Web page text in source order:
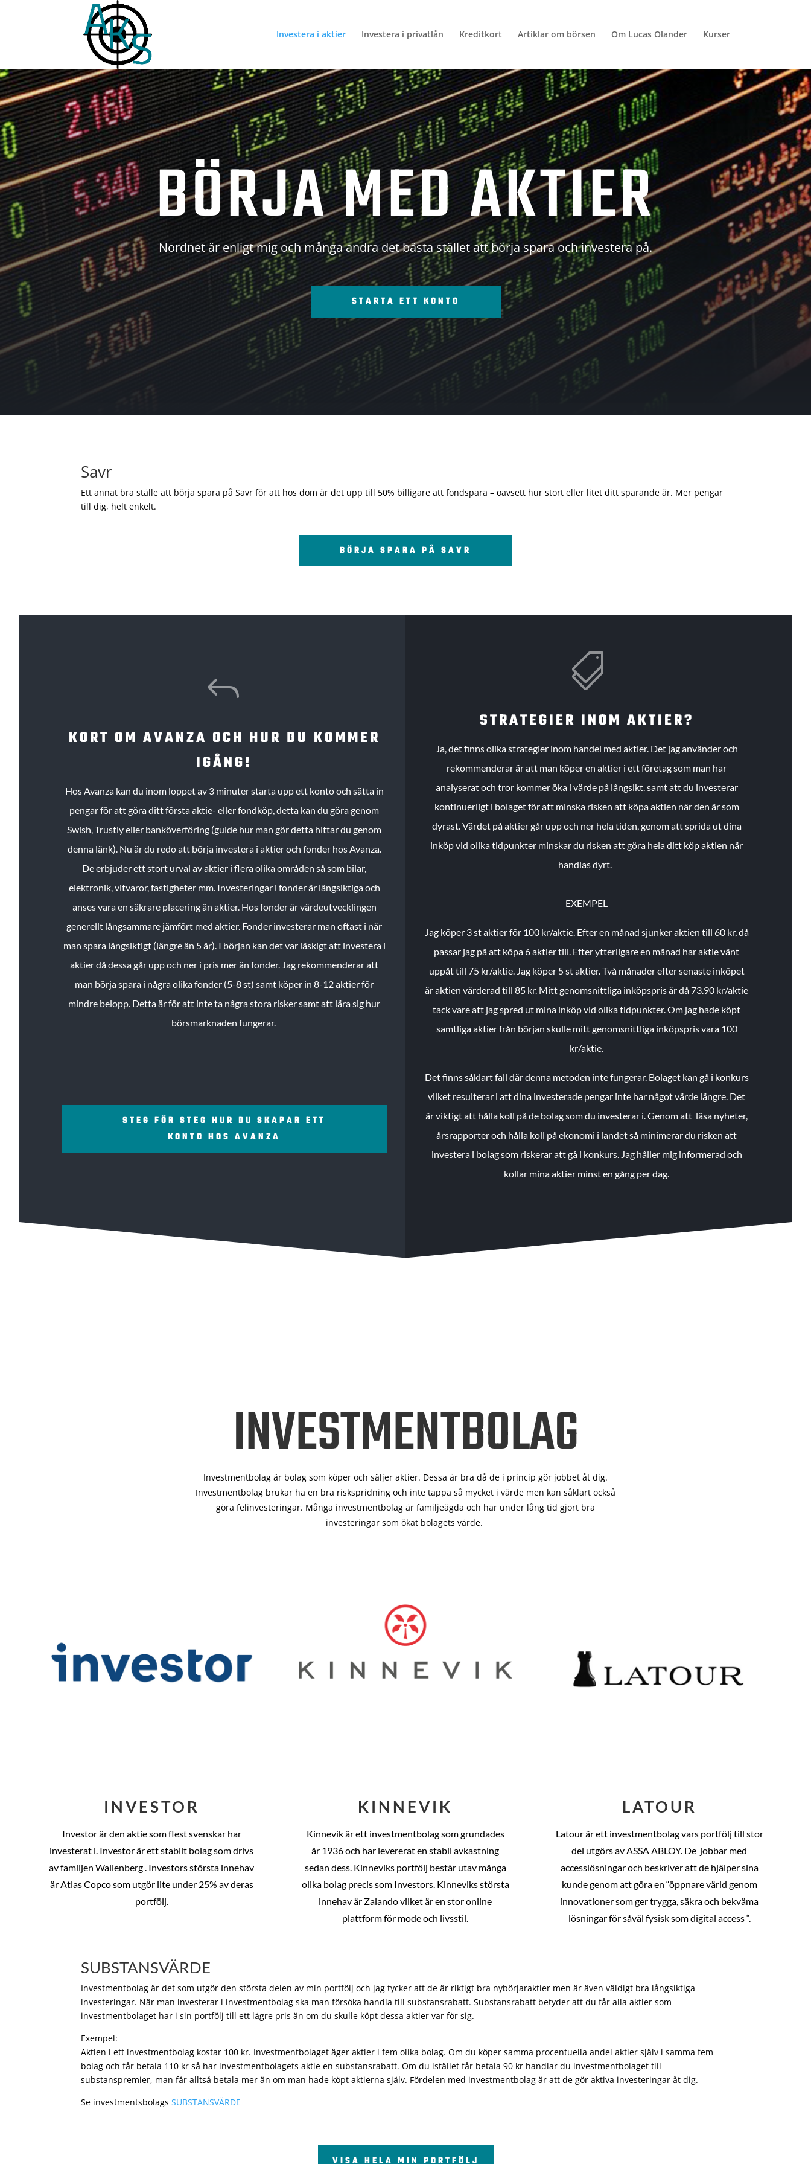
Investera i aktier Investera i privatlån Kreditkort Artiklar om börsen Om Lucas Olander Kurser
BÖRJA MED AKTIER
Nordnet är enligt mig och många andra det bästa stället att börja spara och investera på.
STARTA ETT KONTO
Savr
Ett annat bra ställe att börja spara på Savr för att hos dom är det upp till 50% billigare att fondspara – oavsett hur stort eller litet ditt sparande är. Mer pengar
till dig, helt enkelt.
BÖRJA SPARA PÅ SAVR
J
KORT OM AVANZA OCH HUR DU KOMMER
IGÅNG!
Hos Avanza kan du inom loppet av 3 minuter starta upp ett konto och sätta in
pengar för att göra ditt första aktie- eller fondköp, detta kan du göra genom
Swish, Trustly eller banköverföring (guide hur man gör detta hittar du genom
denna länk). Nu är du redo att börja investera i aktier och fonder hos Avanza.
De erbjuder ett stort urval av aktier i flera olika områden så som bilar,
elektronik, vitvaror, fastigheter mm. Investeringar i fonder är långsiktiga och
anses vara en säkrare placering än aktier. Hos fonder är värdeutvecklingen
generellt långsammare jämfört med aktier. Fonder investerar man oftast i när
man spara långsiktigt (längre än 5 år). I början kan det var läskigt att investera i
aktier då dessa går upp och ner i pris mer än fonder. Jag rekommenderar att
man börja spara i några olika fonder (5-8 st) samt köper in 8-12 aktier för
mindre belopp. Detta är för att inte ta några stora risker samt att lära sig hur
börsmarknaden fungerar.
STEG FÖR STEG HUR DU SKAPAR ETT
KONTO HOS AVANZA

STRATEGIER INOM AKTIER?
Ja, det finns olika strategier inom handel med aktier. Det jag använder och
rekommenderar är att man köper en aktier i ett företag som man har
analyserat och tror kommer öka i värde på långsikt. samt att du investerar
kontinuerligt i bolaget för att minska risken att köpa aktien när den är som
dyrast. Värdet på aktier går upp och ner hela tiden, genom att sprida ut dina
inköp vid olika tidpunkter minskar du risken att göra hela ditt köp aktien när
handlas dyrt.
EXEMPEL
Jag köper 3 st aktier för 100 kr/aktie. Efter en månad sjunker aktien till 60 kr, då
passar jag på att köpa 6 aktier till. Efter ytterligare en månad har aktie vänt
uppåt till 75 kr/aktie. Jag köper 5 st aktier.Två månader efter senaste inköpet
är aktien värderad till 85 kr. Mitt genomsnittliga inköpspris är då 73.90 kr/aktie
tack vare att jag spred ut mina inköp vid olika tidpunkter. Om jag hade köpt
samtliga aktier från början skulle mitt genomsnittliga inköpspris vara 100
kr/aktie.
Det finns såklart fall där denna metoden inte fungerar. Bolaget kan gå i konkurs
vilket resulterar i att dina investerade pengar inte har något värde längre. Det
är viktigt att hålla koll på de bolag som du investerar i. Genom att läsa nyheter,
årsrapporter och hålla koll på ekonomi i landet så minimerar du risken att
investera i bolag som riskerar att gå i konkurs. Jag håller mig informerad och
kollar mina aktier minst en gång per dag.
INVESTMENTBOLAG
Investmentbolag är bolag som köper och säljer aktier. Dessa är bra då de i princip gör jobbet åt dig.
Investmentbolag brukar ha en bra riskspridning och inte tappa så mycket i värde men kan såklart också
göra felinvesteringar. Många investmentbolag är familjeägda och har under lång tid gjort bra
investeringar som ökat bolagets värde.
INVESTOR
Investor är den aktie som flest svenskar har
investerat i. Investor är ett stabilt bolag som drivs
av familjen Wallenberg . Investors största innehav
är Atlas Copco som utgör lite under 25% av deras
portfölj.
KINNEVIK
Kinnevik är ett investmentbolag som grundades
år 1936 och har levererat en stabil avkastning
sedan dess. Kinneviks portfölj består utav många
olika bolag precis som Investors. Kinneviks största
innehav är Zalando vilket är en stor online
plattform för mode och livsstil.
LATOUR
Latour är ett investmentbolag vars portfölj till stor
del utgörs av ASSA ABLOY. De jobbar med
accesslösningar och beskriver att de hjälper sina
kunde genom att göra en “öppnare värld genom
innovationer som ger trygga, säkra och bekväma
lösningar för såväl fysisk som digital access “.
SUBSTANSVÄRDE
Investmentbolag är det som utgör den största delen av min portfölj och jag tycker att de är riktigt bra nybörjaraktier men är även väldigt bra långsiktiga
investeringar. När man investerar i investmentbolag ska man försöka handla till substansrabatt. Substansrabatt betyder att du får alla aktier som
investmentbolaget har i sin portfölj till ett lägre pris än om du skulle köpt dessa aktier var för sig.
Exempel:
Aktien i ett investmentbolag kostar 100 kr. Investmentbolaget äger aktier i fem olika bolag. Om du köper samma procentuella andel aktier själv i samma fem
bolag och får betala 110 kr så har investmentbolagets aktie en substansrabatt. Om du istället får betala 90 kr handlar du investmentbolaget till
substanspremier, man får alltså betala mer än om man hade köpt aktierna själv. Fördelen med investmentbolag är att de gör aktiva investeringar åt dig.
Se investmentsbolagsSUBSTANSVÄRDE
VISA HELA MIN PORTFÖLJ